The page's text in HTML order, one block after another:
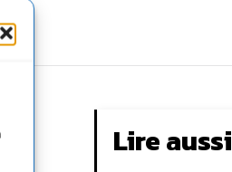
Lire aussi